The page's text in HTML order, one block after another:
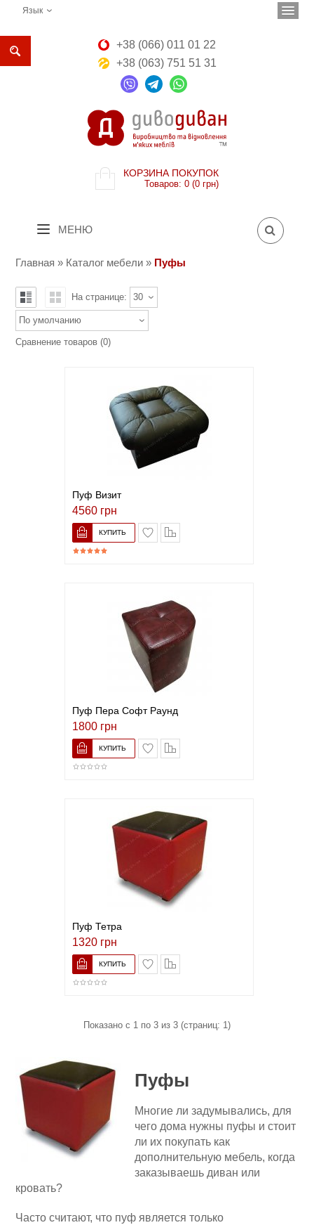
Язык
+38 (066) 011 01 22
+38 (063) 751 51 31
КОРЗИНА ПОКУПОК
Товаров: 0 (0 грн)
МЕНЮ
Главная » Каталог мебели » Пуфы
На странице: 30
По умолчанию
Сравнение товаров (0)
Пуф Визит
4560 грн
В список желаний
Пуф Пера Софт Раунд
1800 грн
В список желаний
Пуф Тетра
1320 грн
В список желаний
Показано с 1 по 3 из 3 (страниц: 1)
Пуфы
Многие ли задумывались, для
чего дома нужны пуфы и стоит
ли их покупать как
дополнительную мебель, когда
заказываешь диван или
кровать?
Часто считают, что пуф является только